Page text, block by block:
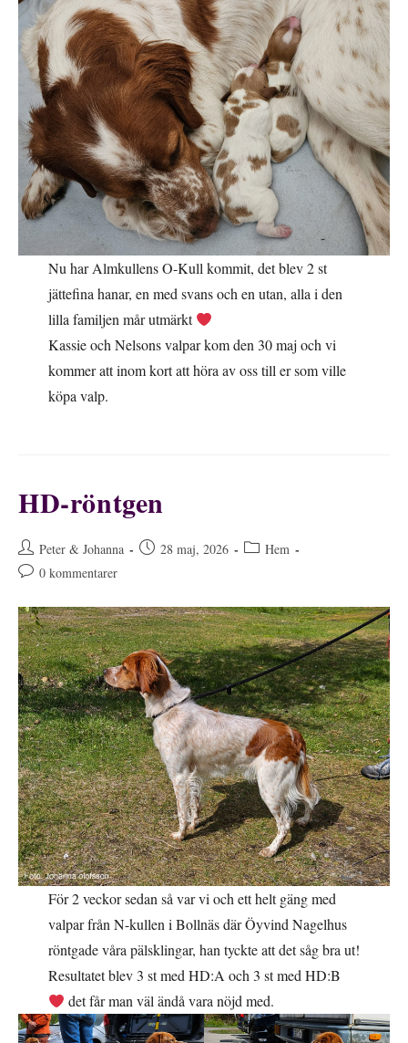
Nu har Almkullens O-Kull kommit, det blev 2 st
jättefina hanar, en med svans och en utan, alla i den
lilla familjen mår utmärkt
Kassie och Nelsons valpar kom den 30 maj och vi
kommer att inom kort att höra av oss till er som ville
köpa valp.
HD-röntgen
Inläggsförfattare:
Peter & Johanna
Inlägget28 maj, 2026 Inläggskategori:
Hem
Kommentarer
inlägget:
0 kommentarer
För 2 veckor sedan så var vi och ett helt gäng med
valpar från N-kullen i Bollnäs där Öyvind Nagelhus
röntgade våra pälsklingar, han tyckte att det såg bra ut!
Resultatet blev 3 st med HD:A och 3 st med HD:B
det får man väl ändå vara nöjd med.